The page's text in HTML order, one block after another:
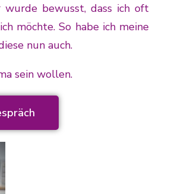
bewusst, dass ich oft
möchte. So habe ich meine
nun auch.
sein wollen.